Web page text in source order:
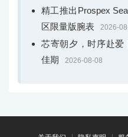
精工推出Prospex
区限量版腕表
2026-
芯寄朝夕，时序赴爱
佳期
2026-08-08